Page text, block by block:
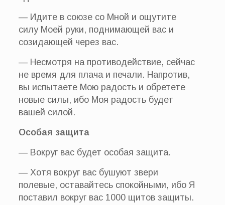
— Идите в союзе со Мной и ощутите
силу Моей руки, поднимающей вас и
созидающей через вас.
— Несмотря на противодействие, сейчас
не время для плача и печали. Напротив,
вы испытаете Мою радость и обретете
новые силы, ибо Моя радость будет
вашей силой.
Особая защита
— Вокруг вас будет особая защита.
— Хотя вокруг вас бушуют звери
полевые, оставайтесь спокойными, ибо Я
поставил вокруг вас 1000 щитов защиты.